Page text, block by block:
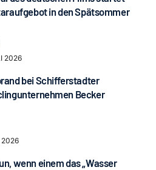
in den Spätsommer
2026
bei Schifferstadter
Becker
2026
wenn einem das „Wasser